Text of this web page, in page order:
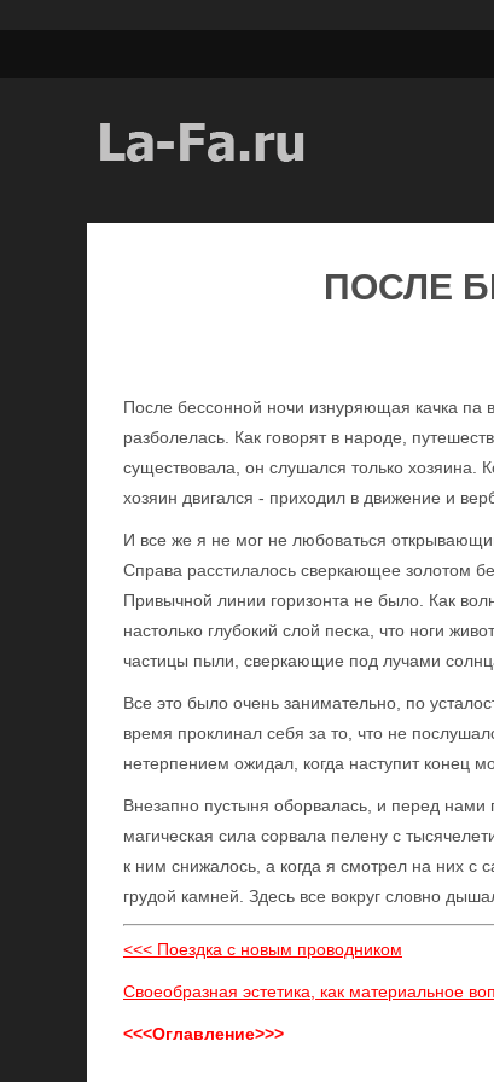
ПОСЛЕ
После бессонной ночи изнуряющая качка па
разболелась. Как говорят в народе,
существовала, он слушался только хозяина.
хозяин двигался - приходил в движение и
И все же я не мог не любоваться
Справа расстилалось сверкающее золотом
Привычной линии горизонта не было. Как
настолько глубокий слой песка, что ноги
частицы пыли, сверкающие под лучами
Все это было очень занимательно, по
время проклинал себя за то, что не
нетерпением ожидал, когда наступит конец
Внезапно пустыня оборвалась, и перед
магическая сила сорвала пелену с
к ним снижалось, а когда я смотрел на них с
грудой камней. Здесь все вокруг словно
<<< Поездка с новым проводником
Своеобразная эстетика, как материальное
<<<Оглавление>>>